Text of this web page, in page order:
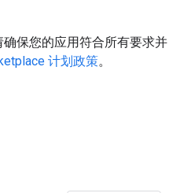
保您的应用符合所有要求并
计划政策。